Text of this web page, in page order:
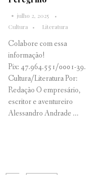
julho 2, 2025
Cultura
Literatura
Colabore com essa
informação!
Pix: 47.964.551/0001-39.
Cultura/Literatura Por:
Redação O empresário,
escritor e aventureiro
Alessandro Andrade ...